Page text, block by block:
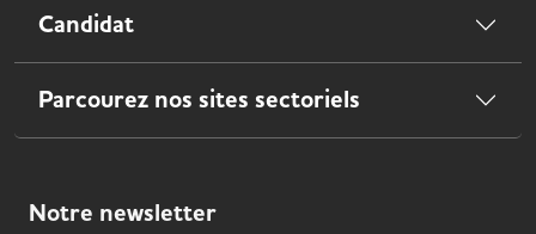
Candidat
Parcourez nos sites sectoriels
Notre newsletter